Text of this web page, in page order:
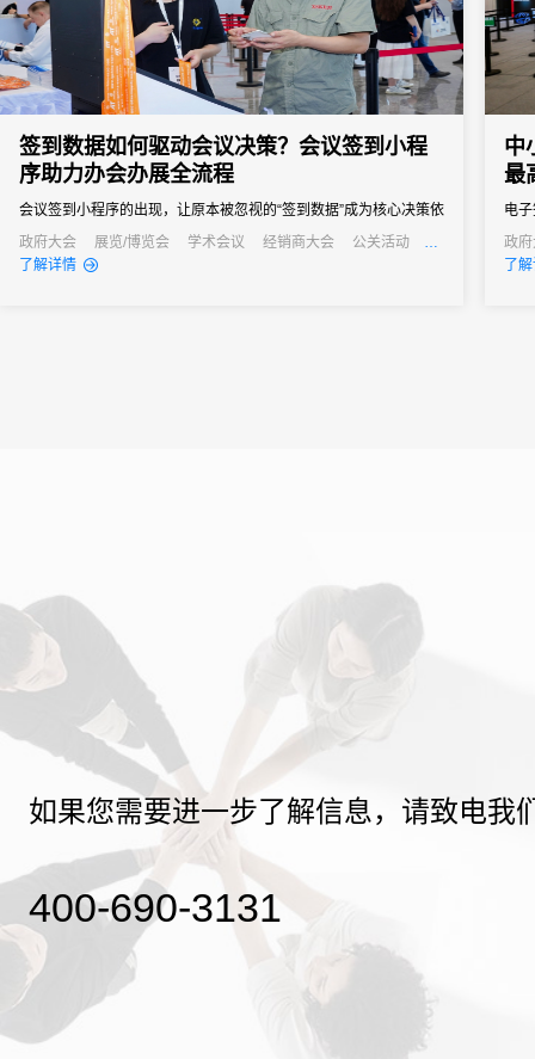
签到数据如何驱动会议决策？会议签到小程
序助力办会办展全流程
会议签到小程序的出现，让原本被忽视的“签到数据”成为核心决策依
据，从会前筹备到会后复盘，全方位提升办会效率与质量。
政府大会 展览/博览会 学术会议 经销商大会
公关活动
发布会
了解详情
中
最
电
计
通
政
公
了
如果您需要进一步了解信息，请致电我
400-690-3131